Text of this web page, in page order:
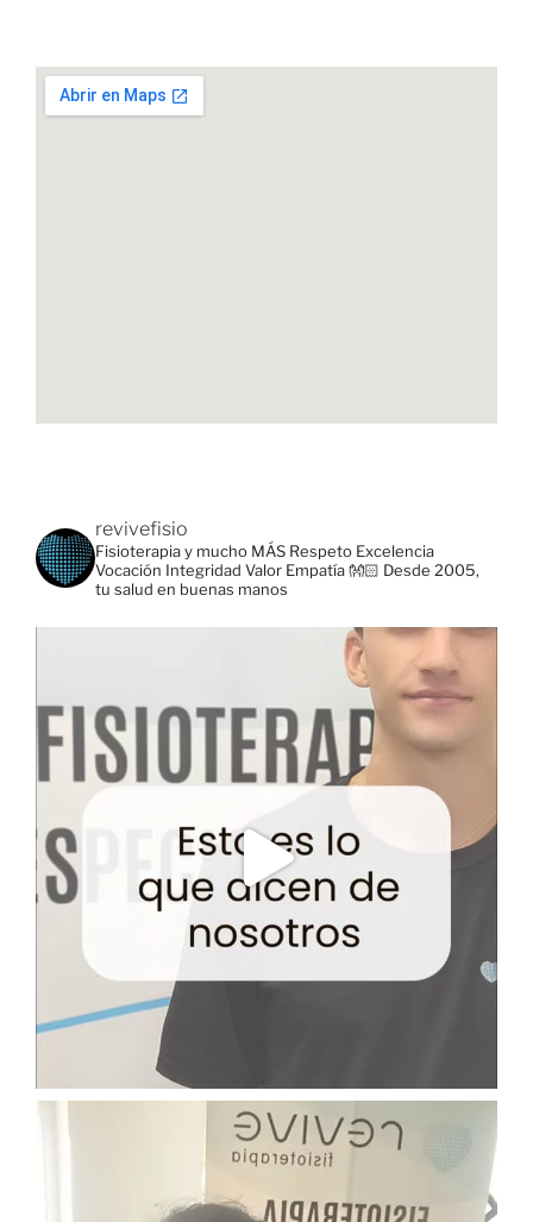
revivefisio
Fisioterapia y mucho MÁS Respeto Excelencia
Vocación Integridad Valor Empatía👐🏻 Desde 2005,
tu salud en buenas manos